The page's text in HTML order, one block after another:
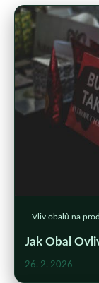
Vliv obalů na
Jak Obal
26. 2. 2026